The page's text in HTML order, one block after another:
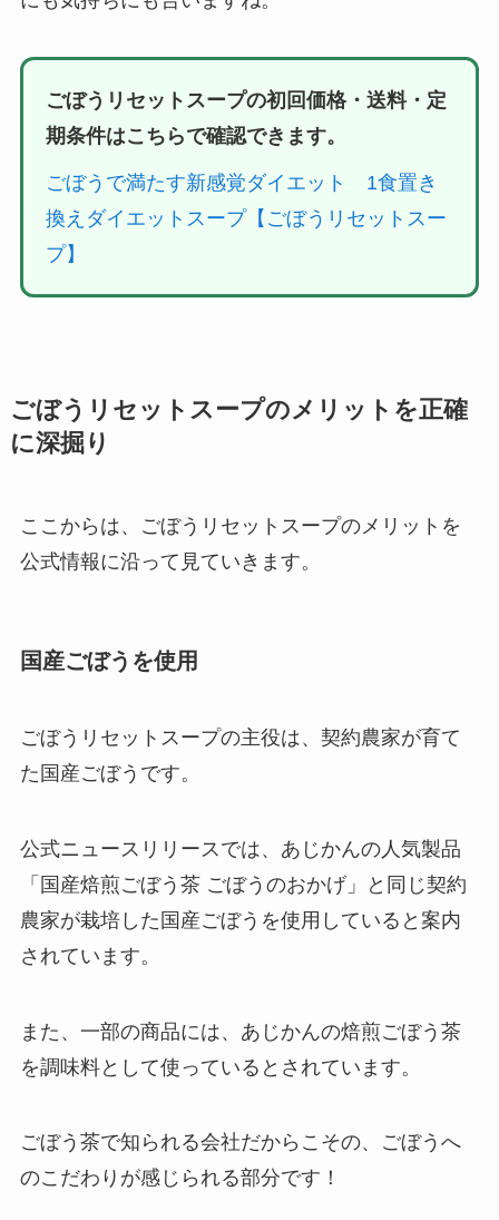
ごぼうリセットスープの初回価格・送料・定
期条件はこちらで確認できます。
ごぼうで満たす新感覚ダイエット 1食置き
換えダイエットスープ【ごぼうリセットスー
プ】
ごぼうリセットスープのメリットを正確
に深掘り
ここからは、ごぼうリセットスープのメリットを
公式情報に沿って見ていきます。
国産ごぼうを使用
ごぼうリセットスープの主役は、契約農家が育て
た国産ごぼうです。
公式ニュースリリースでは、あじかんの人気製品
「国産焙煎ごぼう茶 ごぼうのおかげ」と同じ契約
農家が栽培した国産ごぼうを使用していると案内
されています。
また、一部の商品には、あじかんの焙煎ごぼう茶
を調味料として使っているとされています。
ごぼう茶で知られる会社だからこその、ごぼうへ
のこだわりが感じられる部分です！